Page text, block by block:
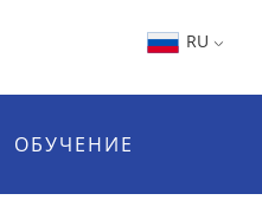
RU
ОБУЧЕНИЕ